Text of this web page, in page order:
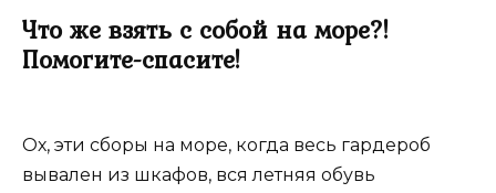
Что же взять с собой на море?!
Помогите-спасите!
Ох, эти сборы на море, когда весь гардероб
вывален из шкафов, вся летняя обувь